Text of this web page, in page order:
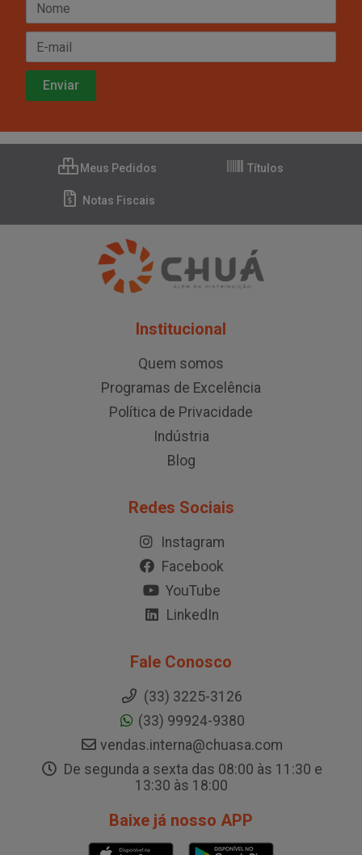
Meus Pedidos Títulos
Notas Fiscais
Institucional
Quem somos
Programas de Excelência
Política de Privacidade
Indústria
Blog
Redes Sociais
Instagram
Facebook
YouTube
LinkedIn
Fale Conosco
(33) 3225-3126
(33) 99924-9380
vendas.interna@chuasa.com
De segunda a sexta das 08:00 às 11:30 e
13:30 às 18:00
Baixe já nosso APP